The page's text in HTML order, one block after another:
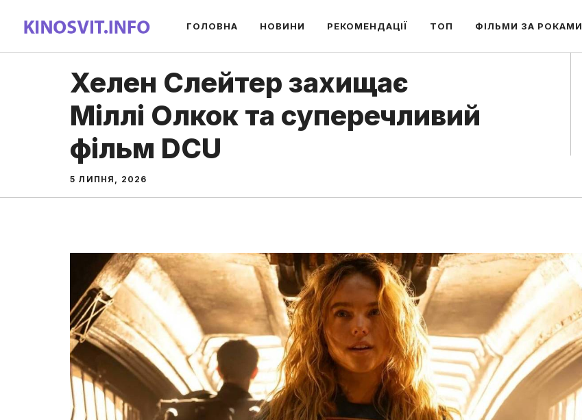
вмісту
ГОЛОВНА НОВИНИ РЕКОМЕНДАЦІЇ ТОП ФІЛЬМИ ЗА РОКАМИ
Хелен Слейтер захищає
Міллі Олкок та суперечливий
фільм DCU
5 ЛИПНЯ, 2026